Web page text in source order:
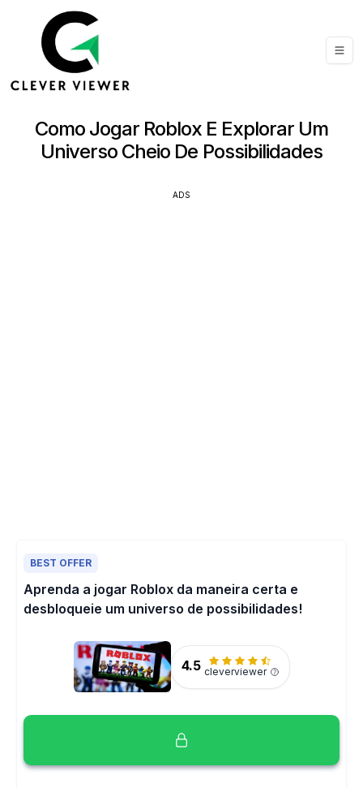
Como Jogar Roblox E Explorar Um
Universo Cheio De Possibilidades
ADS
BEST OFFER
Aprenda a jogar Roblox da maneira certa e
desbloqueie um universo de possibilidades!
4.5 cleverviewer